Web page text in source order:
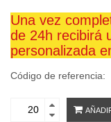
Una vez
de 24h recibirá
personalizada
Código de referencia: